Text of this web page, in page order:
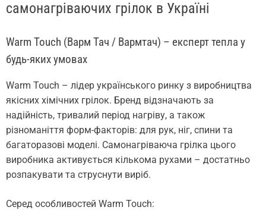
самонагріваючих грілок в Україні
Warm Touch (Варм Тач / Вармтач) – експерт тепла у
будь-яких умовах
Warm Touch – лідер українського ринку з виробництва
якісних хімічних грілок. Бренд відзначають за
надійність, тривалий період нагріву, а також
різноманіття форм-факторів: для рук, ніг, спини та
багаторазові моделі. Самонагріваюча грілка цього
виробника активується кількома рухами – достатньо
розпакувати та струснути виріб.
Серед особливостей Warm Touch: